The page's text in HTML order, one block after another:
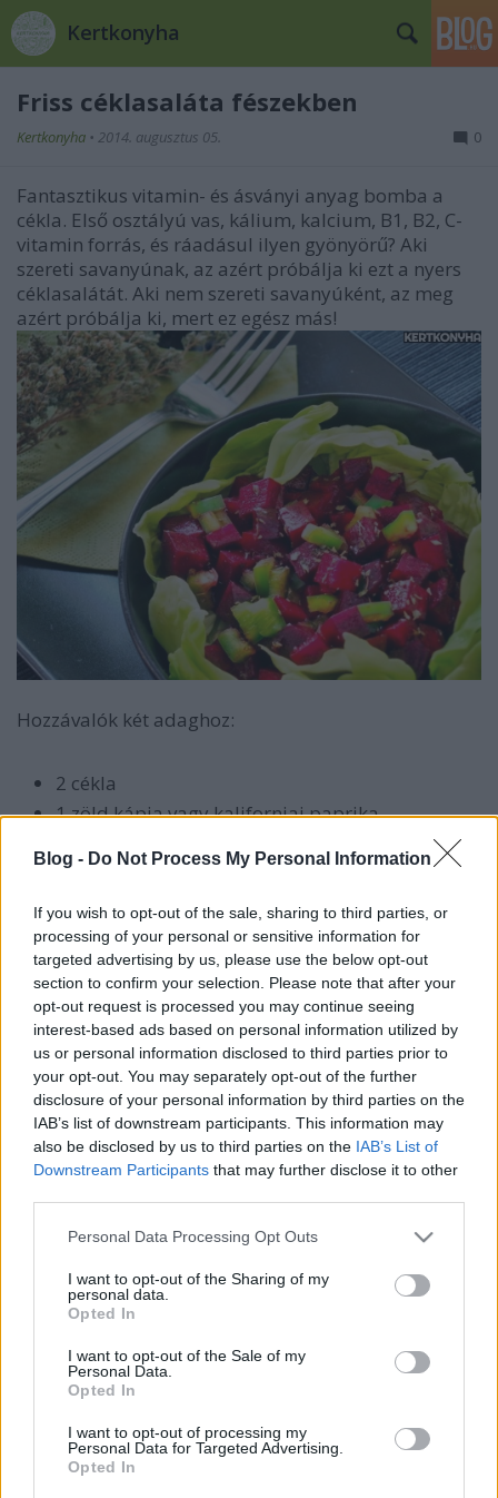
Blog - Do Not Process My Personal Information
If you wish to opt-out of the sale, sharing to third parties, or
processing of your personal or sensitive information for
targeted advertising by us, please use the below opt-out
section to confirm your selection. Please note that after your
opt-out request is processed you may continue seeing
interest-based ads based on personal information utilized by
us or personal information disclosed to third parties prior to
your opt-out. You may separately opt-out of the further
disclosure of your personal information by third parties on the
IAB’s list of downstream participants. This information may
also be disclosed by us to third parties on the IAB’s List of
Downstream Participants that may further disclose it to other
Please note that this website/app uses one or more Google
not limited to your visit or usage behaviour. You may click to
grant or deny consent to Google and its third-party tags to
use your data for below specified purposes in below Google
consent section.
Personal Data Processing Opt Outs
I want to opt-out of the Sharing of my
personal data.
Opted In
I want to opt-out of the Sale of my
Personal Data.
Opted In
I want to opt-out of processing my
Personal Data for Targeted Advertising.
Opted In
Kertkonyha
Friss céklasaláta fészekben
Kertkonyha • 2014. augusztus 05. 0
Fantasztikus vitamin- és ásványi anyag bomba a
cékla. Első osztályú vas, kálium, kalcium, B1, B2, C-
vitamin forrás, és ráadásul ilyen gyönyörű? Aki
szereti savanyúnak, az azért próbálja ki ezt a nyers
céklasalátát. Aki nem szereti savanyúként, az meg
azért próbálja ki, mert ez egész más!
Hozzávalók két adaghoz:
2 cékla
1 zöld kápia vagy kaliforniai paprika
olíva olaj, só, bors, oregánó
Hámozzuk meg a céklát, és vágjuk kockára.
Vágjuk hasonló méretűre a paprikát is, és
keverjük össze a kettőt.
Ízesítsük be a salátát
Egy tálban salátalevelekből formázzunk fészket,
és töltsük bele a salátát.
Jó étvágyat!
Elkészítési idő: 10 perc
hámozni és felvágni, hogy ne fogja össze a kezünket.
Egy kattintás, és nem maradsz le a további receptekről: